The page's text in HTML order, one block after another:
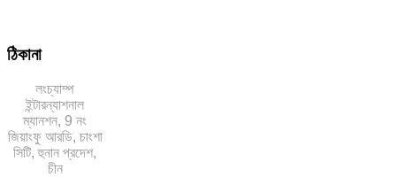
ঠিকানা
লংচ্যাম্প
ইন্টারন্যাশনাল
ম্যানশন, 9 নং
জিয়াংফু আরডি, চাংশা
সিটি, হুনান প্রদেশ,
চীন